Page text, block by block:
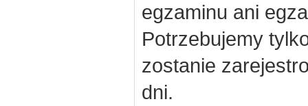
egzaminu ani
Potrzebujemy
zostanie
dni.